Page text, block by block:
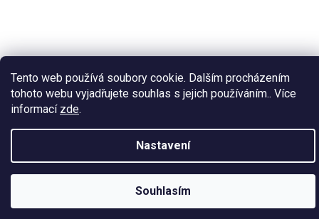
Tento web používá soubory cookie. Dalším procházením
tohoto webu vyjadřujete souhlas s jejich používáním.. Více
informací zde.
Nastavení
Souhlasím
Vytvořil Shoptet